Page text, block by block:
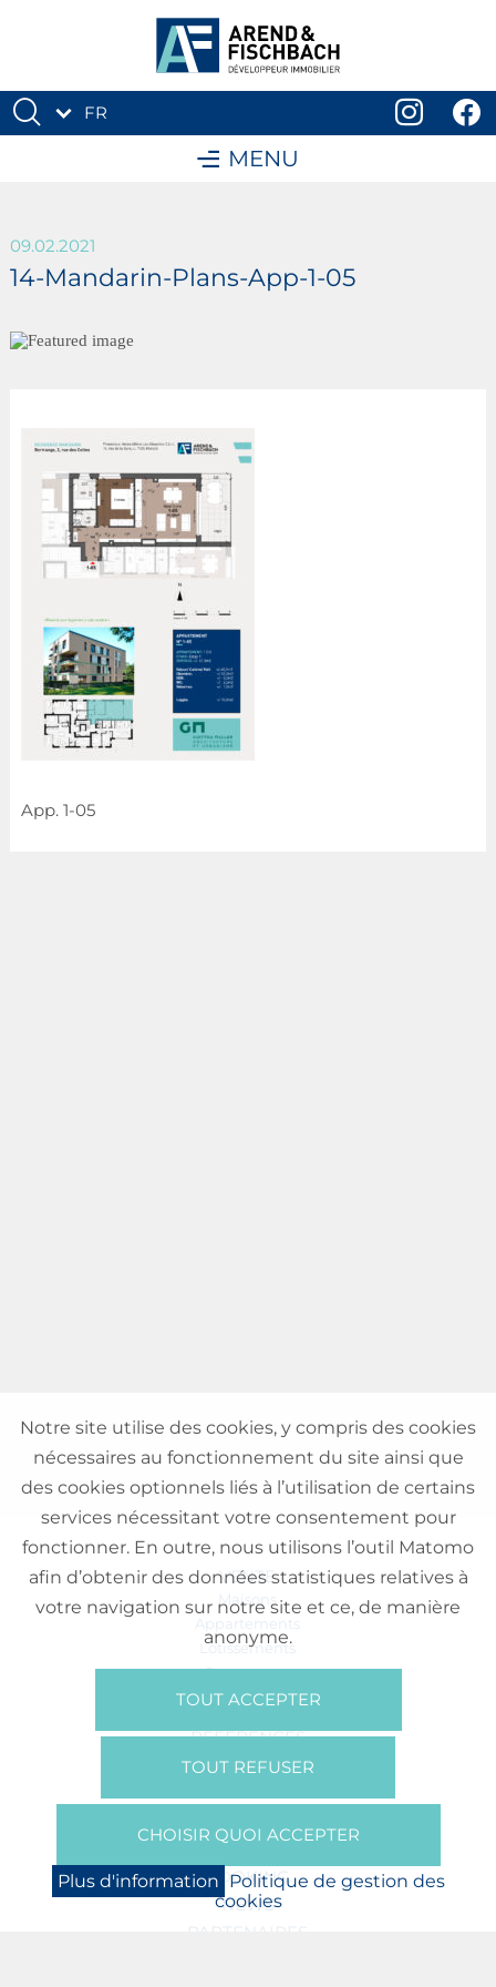
FR
MENU
09.02.2021
14-Mandarin-Plans-App-1-05
App. 1-05
VENTE
Maisons
Appartements
Lotissements
Commerces
Bureaux
RÉFÉRENCES
SUR NOUS
Presse
BOOKING
NEWS
PARTENAIRES
Notre site utilise des cookies, y compris des cookies
nécessaires au fonctionnement du site ainsi que
des cookies optionnels liés à l’utilisation de certains
services nécessitant votre consentement pour
fonctionner. En outre, nous utilisons l’outil Matomo
afin d’obtenir des données statistiques relatives à
votre navigation sur notre site et ce, de manière
anonyme.
TOUT ACCEPTER
TOUT REFUSER
CHOISIR QUOI ACCEPTER
Plus d'information Politique de gestion des
cookies